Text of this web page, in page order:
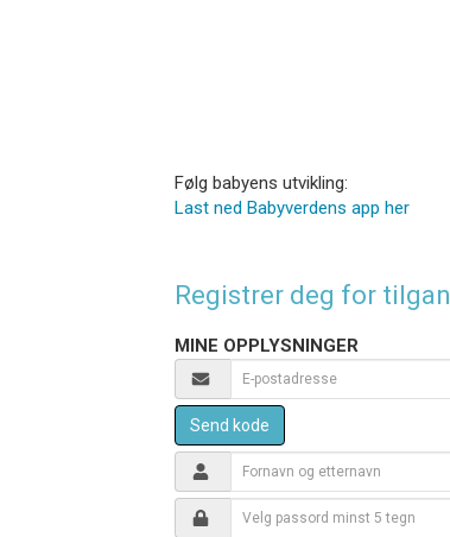
Følg babyens utvikling:
Last ned Babyverdens app her
Registrer deg for
MINE OPPLYSNINGER
Send kode